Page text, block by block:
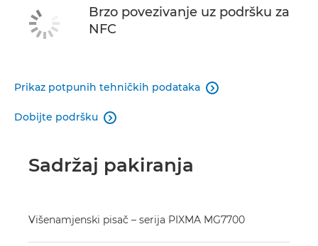
Brzo povezivanje uz podršku za
NFC
Prikaz potpunih tehničkih podataka 
Dobijte podršku 
Sadržaj pakiranja
Višenamjenski pisač – serija PIXMA MG7700